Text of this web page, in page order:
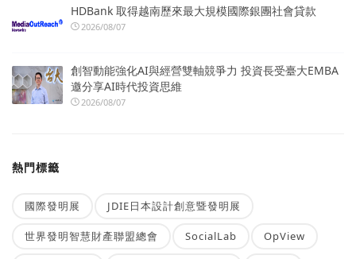
HDBank 取得越南歷來最大規模國際銀團社會貸款
2026/08/07
創智動能強化AI與經營雙軸競爭力 投資長受臺大EMBA
邀分享AI時代投資思維
2026/08/07
熱門標籤
國際發明展 JDIE日本設計創意暨發明展
世界發明智慧財產聯盟總會 SocialLab OpView